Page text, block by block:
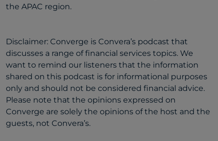
the APAC region.
Disclaimer: Converge is Convera’s podcast that
discusses a range of financial services topics. We
want to remind our listeners that the information
shared on this podcast is for informational purposes
only and should not be considered financial advice.
Please note that the opinions expressed on
Converge are solely the opinions of the host and the
guests, not Convera’s.